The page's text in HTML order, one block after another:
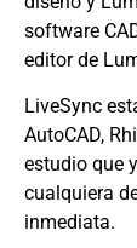
software
editor de
LiveSync
AutoCAD,
estudio que
cualquiera
inmediata.